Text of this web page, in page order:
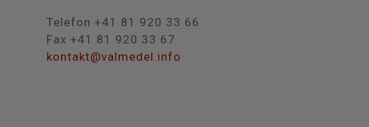
Telefon +41 81 920 33 66
Fax +41 81 920 33 67
kontakt@valmedel.info